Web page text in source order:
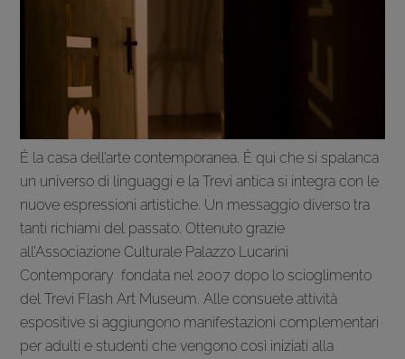
È la casa dell’arte contemporanea. È qui che si spalanca
un universo di linguaggi e la Trevi antica si integra con le
nuove espressioni artistiche. Un messaggio diverso tra
tanti richiami del passato. Ottenuto grazie
all’Associazione Culturale Palazzo Lucarini
Contemporary fondata nel 2007 dopo lo scioglimento
del Trevi Flash Art Museum. Alle consuete attività
espositive si aggiungono manifestazioni complementari
per adulti e studenti che vengono così iniziati alla